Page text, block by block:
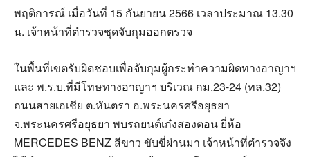
พฤติการณ์ เมื่อวันที่ 15 กันยายน 2566 เวลาประมาณ 13.30
น. เจ้าหน้าที่ตำรวจชุดจับกุมออกตรวจ
ในพื้นที่เขตรับผิดชอบเพื่อจับกุมผู้กระทำความผิดทางอาญาฯ
และ พ.ร.บ.ที่มีโทษทางอาญาฯ บริเวณ กม.23-24 (ทล.32)
ถนนสายเอเชีย ต.หันตรา อ.พระนครศรีอยุธยา
จ.พระนครศรีอยุธยา พบรถยนต์เก๋งสองตอน ยี่ห้อ
MERCEDES BENZ สีขาว ขับขี่ผ่านมา เจ้าหน้าที่ตำรวจจึง